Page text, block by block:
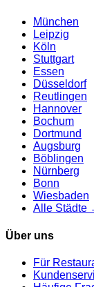
München
Leipzig
Köln
Stuttgart
Essen
Düsseldorf
Reutlingen
Hannover
Bochum
Dortmund
Augsburg
Böblingen
Nürnberg
Bonn
Wiesbaden
Alle Städte
Über uns
Für